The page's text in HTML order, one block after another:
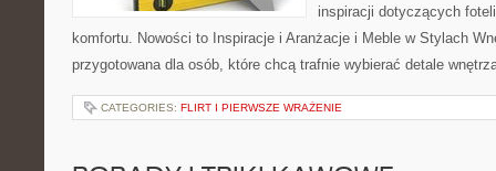
inspiracji dotyczących
komfortu. Nowości to Inspiracje i Aranżacje i Meble w Stylach
przygotowana dla osób, które chcą trafnie wybierać detale
CATEGORIES: FLIRT I PIERWSZE WRAŻENIE